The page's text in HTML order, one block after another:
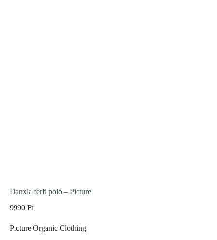
Danxia férfi póló – Picture
9990 Ft
Picture Organic Clothing